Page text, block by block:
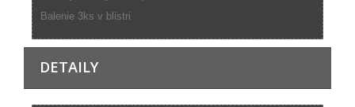
Balenie 3ks v blistri
DETAILY